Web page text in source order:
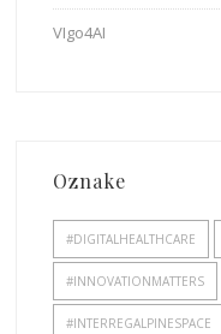
VIgo4AI
Oznake
#DIGITALHEALTHCARE
#INNOVATIONMATTERS
#INTERREGALPINESPACE